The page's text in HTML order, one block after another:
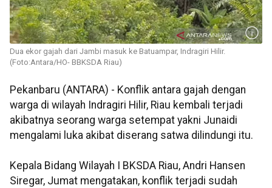
Dua ekor gajah dari Jambi masuk ke Batuampar, Indragiri Hilir.
(Foto:Antara/HO- BBKSDA Riau)
Pekanbaru (ANTARA) - Konflik antara gajah dengan
warga di wilayah Indragiri Hilir, Riau kembali terjadi
akibatnya seorang warga setempat yakni Junaidi
mengalami luka akibat diserang satwa dilindungi itu.
Kepala Bidang Wilayah I BKSDA Riau, Andri Hansen
Siregar, Jumat mengatakan, konflik terjadi sudah